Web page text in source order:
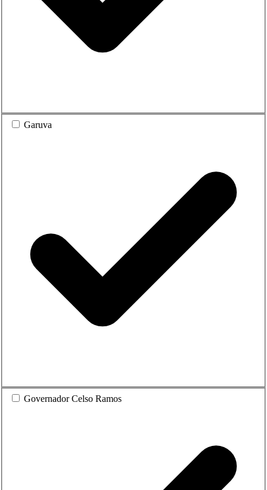
Garuva
Governador Celso Ramos